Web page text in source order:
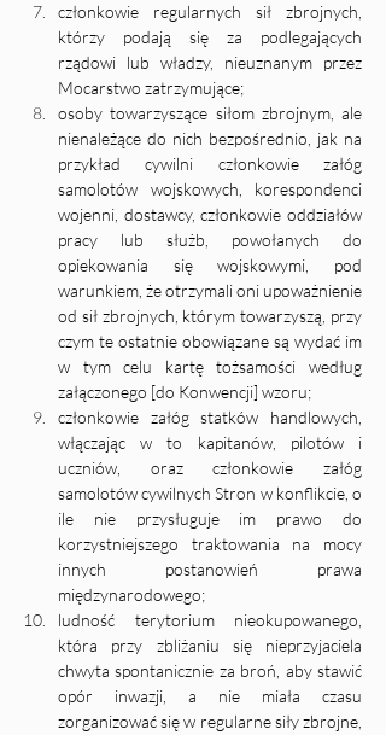
członkowie regularnych sił zbrojnych,
którzy podają się za podlegających
rządowi lub władzy, nieuznanym przez
Mocarstwo zatrzymujące;
osoby towarzyszące siłom zbrojnym, ale
nienależące do nich bezpośrednio, jak na
przykład cywilni członkowie załóg
samolotów wojskowych, korespondenci
wojenni, dostawcy, członkowie oddziałów
pracy lub służb, powołanych do
opiekowania się wojskowymi, pod
warunkiem, że otrzymali oni upoważnienie
od sił zbrojnych, którym towarzyszą, przy
czym te ostatnie obowiązane są wydać im
w tym celu kartę tożsamości według
załączonego [do Konwencji] wzoru;
członkowie załóg statków handlowych,
włączając w to kapitanów, pilotów i
uczniów, oraz członkowie załóg
samolotów cywilnych Stron w konflikcie, o
ile nie przysługuje im prawo do
korzystniejszego traktowania na mocy
innych postanowień prawa
międzynarodowego;
ludność terytorium nieokupowanego,
która przy zbliżaniu się nieprzyjaciela
chwyta spontanicznie za broń, aby stawić
opór inwazji, a nie miała czasu
zorganizować się w regularne siły zbrojne,